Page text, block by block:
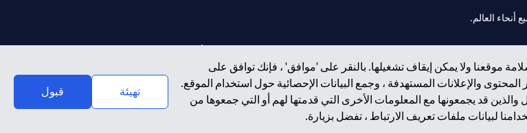
موقعنا ولا يمكن إيقاف تشغيلها. بالنقر على 'موافق' ، فإنك توافق على
والإعلانات المستهدفة ، وجمع البيانات الإحصائية حول استخدام الموقع.
قد يجمعونها مع المعلومات الأخرى التي قدمتها لهم أو التي جمعوها من
لبيانات ملفات تعريف الارتباط ، تفضل بزيارة.
تهيئة قبول
كفرع لبنك أجنبي.